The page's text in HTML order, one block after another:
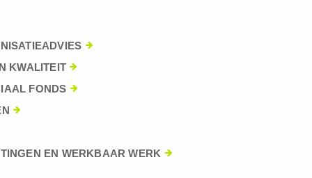
KWALITEIT
FONDS
EN WERKBAAR WERK